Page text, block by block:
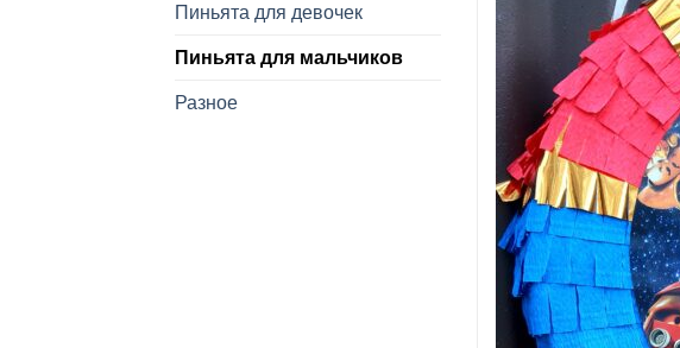
Пиньята для девочек
Пиньята для мальчиков
Разное